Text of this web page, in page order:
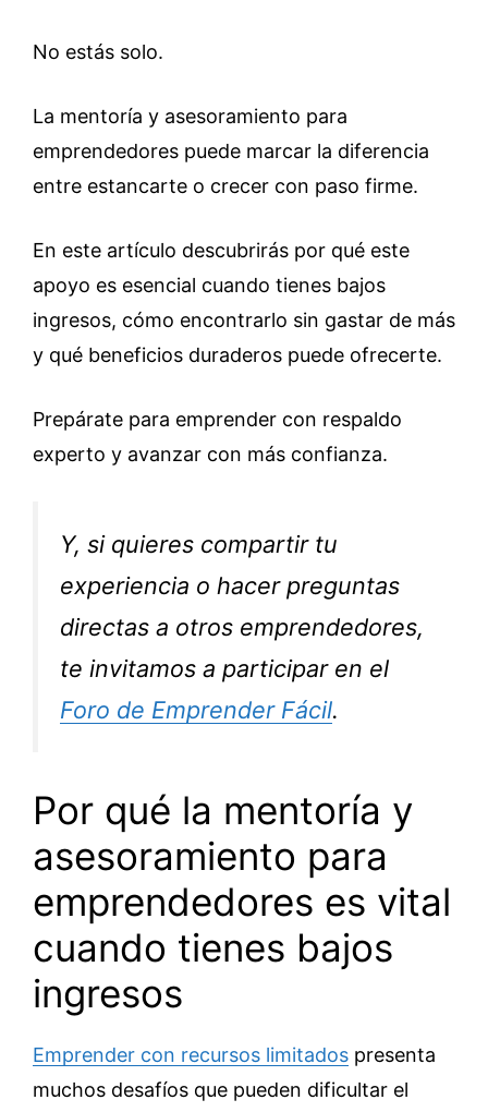
No estás solo.
La mentoría y asesoramiento para
emprendedores puede marcar la diferencia
entre estancarte o crecer con paso firme.
En este artículo descubrirás por qué este
apoyo es esencial cuando tienes bajos
ingresos, cómo encontrarlo sin gastar de más
y qué beneficios duraderos puede ofrecerte.
Prepárate para emprender con respaldo
experto y avanzar con más confianza.
Y, si quieres compartir tu
experiencia o hacer preguntas
directas a otros emprendedores,
te invitamos a participar en el
Foro de Emprender Fácil.
Por qué la mentoría y
asesoramiento para
emprendedores es vital
cuando tienes bajos
ingresos
Emprender con recursos limitados presenta
muchos desafíos que pueden dificultar el